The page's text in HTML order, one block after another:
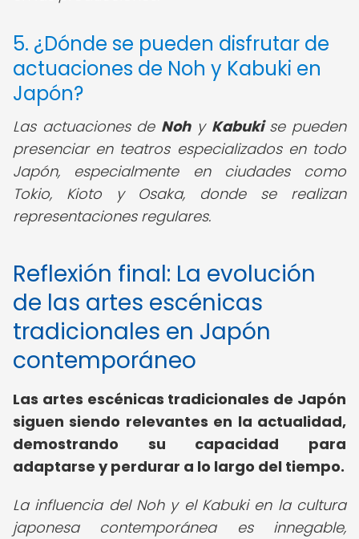
5. ¿Dónde se pueden disfrutar de
actuaciones de Noh y Kabuki en
Japón?
Las actuaciones de Nohy Kabukise pueden
presenciar en teatros especializados en todo
Japón, especialmente en ciudades como
Tokio, Kioto y Osaka, donde se realizan
representaciones regulares.
Reflexión final: La evolución
de las artes escénicas
tradicionales en Japón
contemporáneo
Las artes escénicas tradicionales de Japón
siguen siendo relevantes en la actualidad,
demostrando su capacidad para
adaptarse y perdurar a lo largo del tiempo.
La influencia del Noh y el Kabuki en la cultura
japonesa contemporánea es innegable,